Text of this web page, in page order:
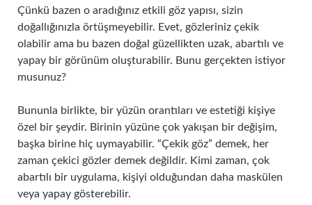
Çünkü bazen o aradığınız etkili göz yapısı, sizin
doğallığınızla örtüşmeyebilir. Evet, gözleriniz çekik
olabilir ama bu bazen doğal güzellikten uzak, abartılı ve
yapay bir görünüm oluşturabilir. Bunu gerçekten istiyor
musunuz?
Bununla birlikte, bir yüzün orantıları ve estetiği kişiye
özel bir şeydir. Birinin yüzüne çok yakışan bir değişim,
başka birine hiç uymayabilir. “Çekik göz” demek, her
zaman çekici gözler demek değildir. Kimi zaman, çok
abartılı bir uygulama, kişiyi olduğundan daha maskülen
veya yapay gösterebilir.